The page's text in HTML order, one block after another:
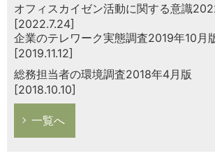
オフィスカイゼン活動に関する意識
[2022.7.24]
企業のテレワーク実態調査2019年10月
[2019.11.12]
総務担当者の環境調査2018年4月版
[2018.10.10]
一覧へ